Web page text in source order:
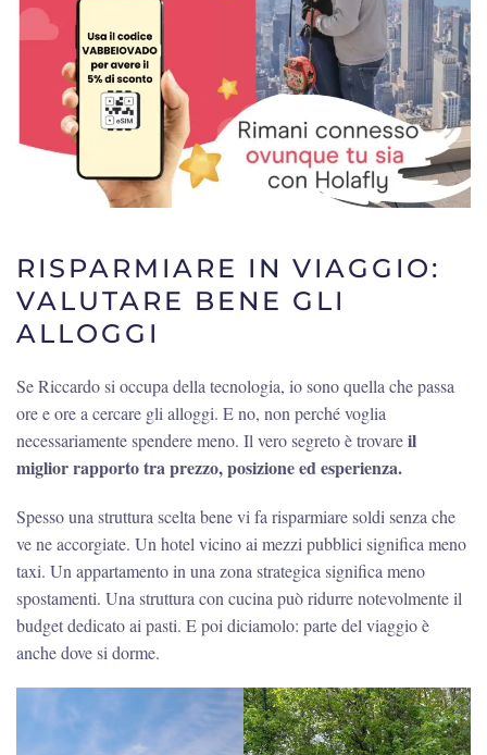
RISPARMIARE IN VIAGGIO:
VALUTARE BENE GLI
ALLOGGI
Se Riccardo si occupa della tecnologia, io sono quella che passa
ore e ore a cercare gli alloggi. E no, non perché voglia
necessariamente spendere meno. Il vero segreto è trovareil
miglior rapporto tra prezzo, posizione ed esperienza.
Spesso una struttura scelta bene vi fa risparmiare soldi senza che
ve ne accorgiate. Un hotel vicino ai mezzi pubblici significa meno
taxi. Un appartamento in una zona strategica significa meno
spostamenti. Una struttura con cucina può ridurre notevolmente il
budget dedicato ai pasti. E poi diciamolo: parte del viaggio è
anche dove si dorme.